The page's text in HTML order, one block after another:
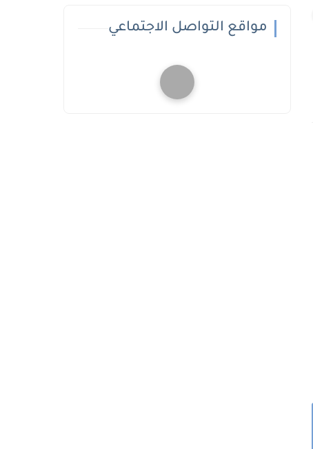
مواقع التواصل الاجتماعي